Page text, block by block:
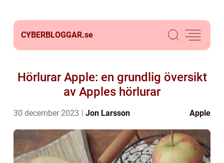
CYBERBLOGGAR.se
Hörlurar Apple: en grundlig översikt
av Apples hörlurar
30 december 2023 Jon Larsson Apple